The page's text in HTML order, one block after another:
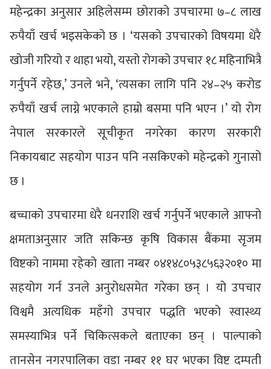
महेन्द्रका अनुसार अहिलेसम्म छोराको उपचारमा ७–८ लाख
रुपैयाँ खर्च भइसकेको छ । ‘यसको उपचारको विषयमा धेरै
खोजी गरियो र थाहा भयो, यस्तो रोगको उपचार १८ महिनाभित्रै
गर्नुपर्ने रहेछ,’ उनले भने, ‘त्यसका लागि पनि २४–२५ करोड
रुपैयाँ खर्च लाग्ने भएकाले हाम्रो बसमा पनि भएन ।’ यो रोग
नेपाल सरकारले सूचीकृत नगरेका कारण सरकारी
निकायबाट सहयोग पाउन पनि नसकिएको महेन्द्रको गुनासो
छ ।
बच्चाको उपचारमा धेरै धनराशि खर्च गर्नुपर्ने भएकाले आफ्नो
क्षमताअनुसार जति सकिन्छ कृषि विकास बैंकमा सृजम
विष्टको नाममा रहेको खाता नम्बर ०४१४८०५३८५६३२०१० मा
सहयोग गर्न उनले अनुरोधसमेत गरेका छन् । यो उपचार
विश्वमै अत्यधिक महँगो उपचार पद्धति भएको स्वास्थ्य
समस्याभित्र पर्ने चिकित्सकले बताएका छन् । पाल्पाको
तानसेन नगरपालिका वडा नम्बर ११ घर भएका विष्ट दम्पती